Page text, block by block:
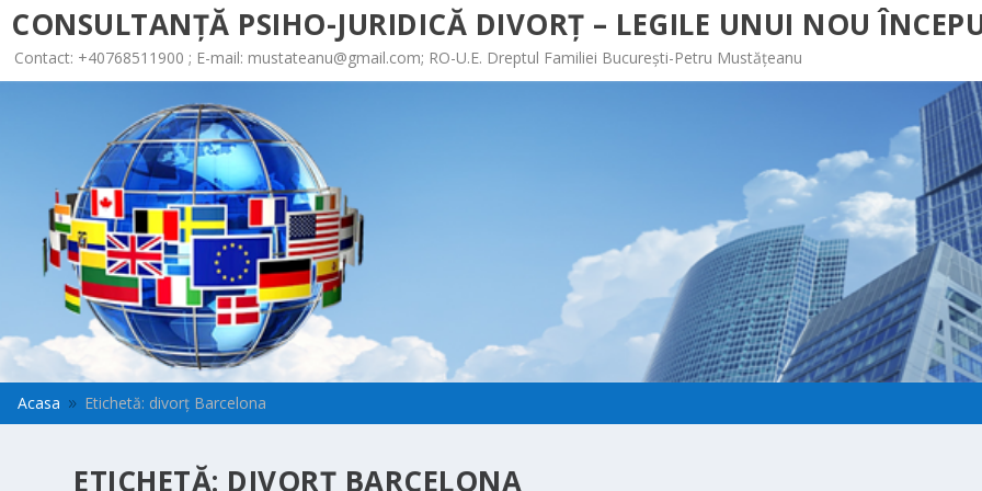
CONSULTANȚĂ PSIHO-JURIDICĂ DIVORȚ – LEGILE UNUI NOU
Contact: +40768511900 ; E-mail: mustateanu@gmail.com; RO-U.E. Dreptul Familiei București-Petru Mustățeanu
Acasa 9 Etichetă: divorț Barcelona
ETICHETĂ: DIVORȚ BARCELONA